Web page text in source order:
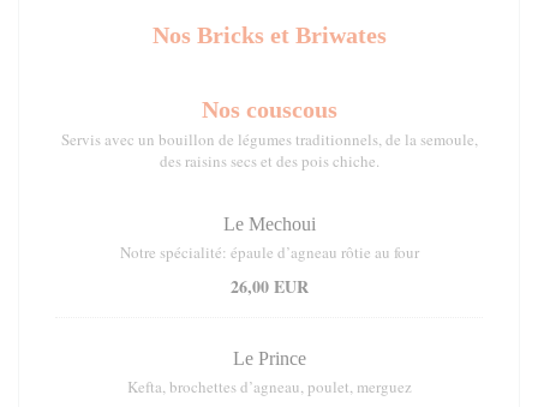
Nos Bricks et Briwates
Nos couscous
Servis avec un bouillon de légumes traditionnels, de la semoule,
des raisins secs et des pois chiche.
Le Mechoui
Notre spécialité: épaule d’agneau rôtie au four
26,00 EUR
Le Prince
Kefta, brochettes d’agneau, poulet, merguez